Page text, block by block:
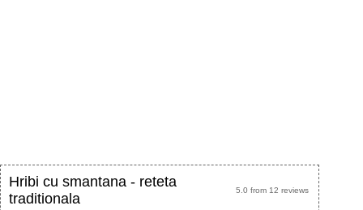
5.0 from 12 reviews
Hribi cu smantana - reteta
traditionala